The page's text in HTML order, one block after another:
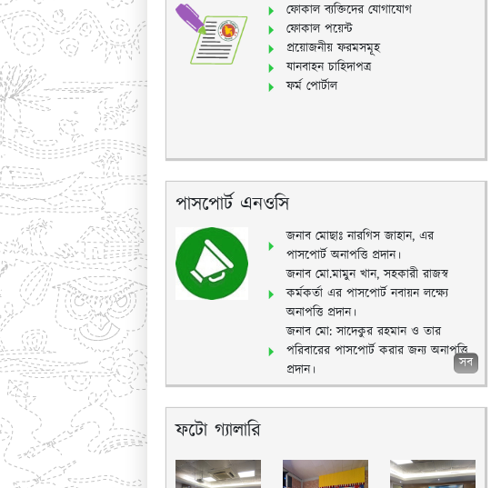
ফোকাল ব্যক্তিদের যোগাযোগ
ফোকাল পয়েন্ট
প্রয়োজনীয় ফরমসমূহ
যানবাহন চাহিদাপত্র
ফর্ম পোর্টাল
পাসপোর্ট এনওসি
জনাব মোছাঃ নারগিস জাহান, এর
পাসপোর্ট অনাপত্তি প্রদান।
জনাব মো.মামুন খান, সহকারী রাজস্ব
কর্মকর্তা এর পাসপোর্ট নবায়ন লক্ষ্যে
অনাপত্তি প্রদান।
জনাব মো: সাদেকুর রহমান ও তার
পরিবারের পাসপোর্ট করার জন্য অনাপত্তি
প্রদান।
সব
ফটো গ্যালারি